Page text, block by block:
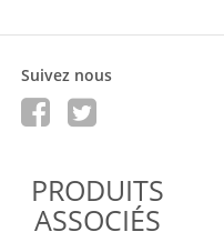
Suivez nous
PRODUITS
ASSOCIÉS